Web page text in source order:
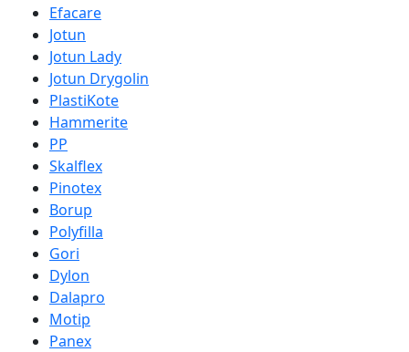
Efacare
Jotun
Jotun Lady
Jotun Drygolin
PlastiKote
Hammerite
PP
Skalflex
Pinotex
Borup
Polyfilla
Gori
Dylon
Dalapro
Motip
Panex